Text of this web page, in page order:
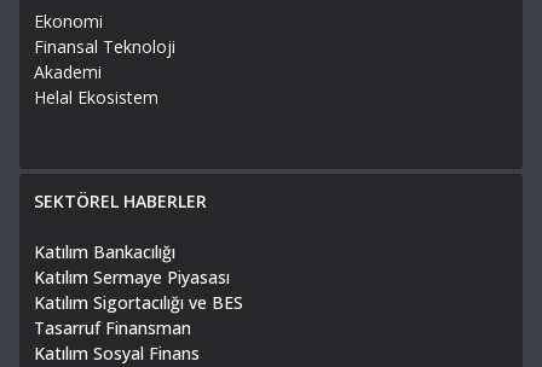
Ekonomi
Finansal Teknoloji
Akademi
Helal Ekosistem
SEKTÖREL HABERLER
Katılım Bankacılığı
Katılım Sermaye Piyasası
Katılım Sigortacılığı ve BES
Tasarruf Finansman
Katılım Sosyal Finans